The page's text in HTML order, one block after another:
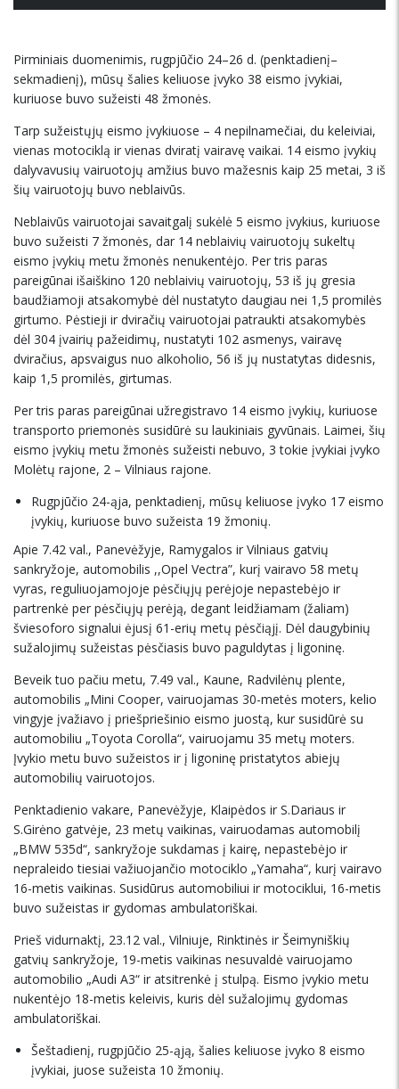
Pirminiais duomenimis, rugpjūčio 24–26 d. (penktadienį–
sekmadienį), mūsų šalies keliuose įvyko 38 eismo įvykiai,
kuriuose buvo sužeisti 48 žmonės.
Tarp sužeistųjų eismo įvykiuose – 4 nepilnamečiai, du keleiviai,
vienas motociklą ir vienas dviratį vairavę vaikai. 14 eismo įvykių
dalyvavusių vairuotojų amžius buvo mažesnis kaip 25 metai, 3 iš
šių vairuotojų buvo neblaivūs.
Neblaivūs vairuotojai savaitgalį sukėlė 5 eismo įvykius, kuriuose
buvo sužeisti 7 žmonės, dar 14 neblaivių vairuotojų sukeltų
eismo įvykių metu žmonės nenukentėjo. Per tris paras
pareigūnai išaiškino 120 neblaivių vairuotojų, 53 iš jų gresia
baudžiamoji atsakomybė dėl nustatyto daugiau nei 1,5 promilės
girtumo. Pėstieji ir dviračių vairuotojai patraukti atsakomybės
dėl 304 įvairių pažeidimų, nustatyti 102 asmenys, vairavę
dviračius, apsvaigus nuo alkoholio, 56 iš jų nustatytas didesnis,
kaip 1,5 promilės, girtumas.
Per tris paras pareigūnai užregistravo 14 eismo įvykių, kuriuose
transporto priemonės susidūrė su laukiniais gyvūnais. Laimei, šių
eismo įvykių metu žmonės sužeisti nebuvo, 3 tokie įvykiai įvyko
Molėtų rajone, 2 – Vilniaus rajone.
Rugpjūčio 24-ąja, penktadienį, mūsų keliuose įvyko 17 eismo
įvykių, kuriuose buvo sužeista 19 žmonių.
Apie 7.42 val., Panevėžyje, Ramygalos ir Vilniaus gatvių
sankryžoje, automobilis ,,Opel Vectra”, kurį vairavo 58 metų
vyras, reguliuojamojoje pėsčiųjų perėjoje nepastebėjo ir
partrenkė per pėsčiųjų perėją, degant leidžiamam (žaliam)
šviesoforo signalui ėjusį 61-erių metų pėsčiąjį. Dėl daugybinių
sužalojimų sužeistas pėsčiasis buvo paguldytas į ligoninę.
Beveik tuo pačiu metu, 7.49 val., Kaune, Radvilėnų plente,
automobilis „Mini Cooper, vairuojamas 30-metės moters, kelio
vingyje įvažiavo į priešpriešinio eismo juostą, kur susidūrė su
automobiliu „Toyota Corolla“, vairuojamu 35 metų moters.
Įvykio metu buvo sužeistos ir į ligoninę pristatytos abiejų
automobilių vairuotojos.
Penktadienio vakare, Panevėžyje, Klaipėdos ir S.Dariaus ir
S.Girėno gatvėje, 23 metų vaikinas, vairuodamas automobilį
„BMW 535d“, sankryžoje sukdamas į kairę, nepastebėjo ir
nepraleido tiesiai važiuojančio motociklo „Yamaha“, kurį vairavo
16-metis vaikinas. Susidūrus automobiliui ir motociklui, 16-metis
buvo sužeistas ir gydomas ambulatoriškai.
Prieš vidurnaktį, 23.12 val., Vilniuje, Rinktinės ir Šeimyniškių
gatvių sankryžoje, 19-metis vaikinas nesuvaldė vairuojamo
automobilio „Audi A3“ ir atsitrenkė į stulpą. Eismo įvykio metu
nukentėjo 18-metis keleivis, kuris dėl sužalojimų gydomas
ambulatoriškai.
Šeštadienį, rugpjūčio 25-ąją, šalies keliuose įvyko 8 eismo
įvykiai, juose sužeista 10 žmonių.